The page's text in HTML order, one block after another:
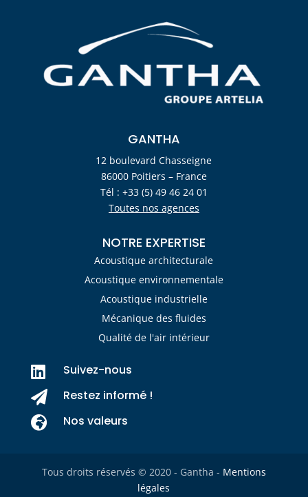
GANTHA
12 boulevard Chasseigne
86000 Poitiers – France
Tél : +33 (5) 49 46 24 01
Toutes nos agences
NOTRE EXPERTISE
Acoustique architecturale
Acoustique environnementale
Acoustique industrielle
Mécanique des fluides
Qualité de l'air intérieur
 Suivez-nous
 Restez informé !
 Nos valeurs
Tous droits réservés © 2020 - Gantha - Mentions
légales